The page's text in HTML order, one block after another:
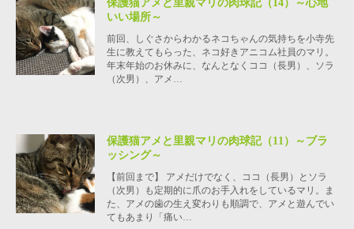
保護猫アメと里親マリの肉球記（14）～心地
いい場所～
前回、しぐさからわかるネコちゃんの気持ちを小寺先
生に教えてもらった、ネコ好きアニコム社員のマリ。
年末年始のお休みに、なんとなくココ（長男）、ソラ
（次男）、アメ…
保護猫アメと里親マリの肉球記（11）～ブラ
ッシング～
【前回まで】 アメだけでなく、ココ（長男）とソラ
（次男）も定期的に爪のお手入れをしているマリ。ま
た、アメの歯の生え変わりも順調で、アメと遊んでい
てもあまり「痛い…